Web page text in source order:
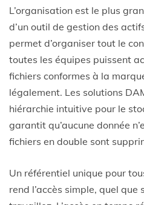
L’organisation est le plus
d’un outil de gestion des
permet d’organiser tout le
toutes les équipes puissent
fichiers conformes à la
légalement. Les solutions
hiérarchie intuitive pour le
garantit qu’aucune donnée
fichiers en double sont
Un référentiel unique pour
rend l’accès simple, quel que